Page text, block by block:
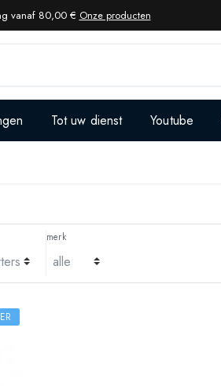
vanaf 80,00 € Onze producten
Tot uw dienst Youtube
merk